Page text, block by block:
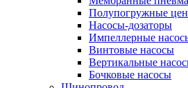
Полупогружные
Насосы-дозаторы
Импеллерные
Винтовые насосы
Вертикальные
Бочковые насосы